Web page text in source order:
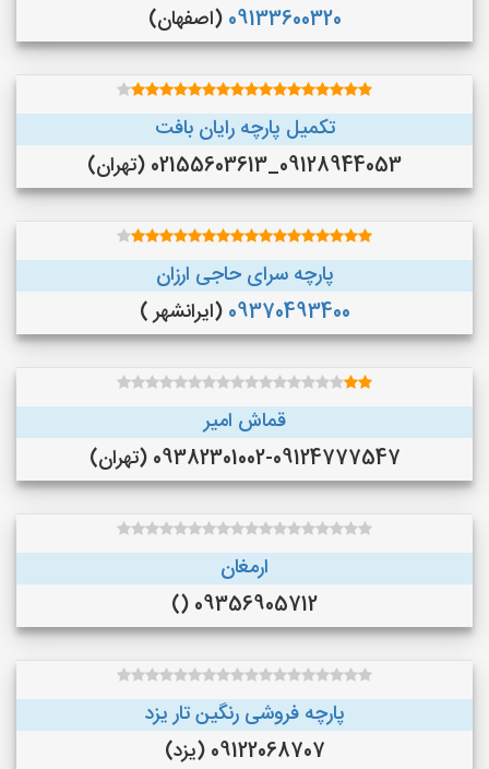
09133600320 (اصفهان)
تکمیل پارچه رایان بافت
09128944053_02155603613 (تهران)
پارچه سرای حاجی ارزان
09370493400 (ایرانشهر )
قماش امیر
09382301002-09124777547 (تهران)
ارمغان
09356905712 ()
پارچه فروشی رنگین تار یزد
09122068707 (یزد)